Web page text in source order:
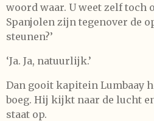
woord waar. U weet zelf toch
Spanjolen zijn tegenover de
steunen?’
‘Ja. Ja, natuurlijk.’
Dan gooit kapitein Lumbaay
boeg. Hij kijkt naar de lucht
staat op.